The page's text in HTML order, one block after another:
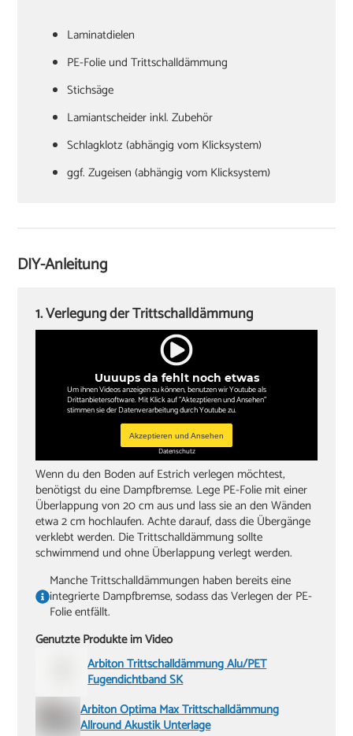
Laminatdielen
PE-Folie und Trittschalldämmung
Stichsäge
Lamiantscheider inkl. Zubehör
Schlagklotz (abhängig vom Klicksystem)
ggf. Zugeisen (abhängig vom Klicksystem)
Cuttermesser
Zollstock
DIY-Anleitung
Uuuups da fehlt noch etwas
Um ihnen Videos anzeigen zu können, benutzen wir Youtube als
Drittanbietersoftware. Mit Klick auf "Aktezptieren und Ansehen"
stimmen sie der Datenverarbeitung durch Youtube zu.
Akzeptieren und Ansehen
Datenschutz
1. Verlegung der Trittschalldämmung
Wenn du den Boden auf Estrich verlegen möchtest,
benötigst du eine Dampfbremse. Lege PE-Folie mit einer
Überlappung von 20 cm aus und lass sie an den Wänden
etwa 2 cm hochlaufen. Achte darauf, dass die Übergänge
verklebt werden. Die Trittschalldämmung sollte
schwimmend und ohne Überlappung verlegt werden.
Manche Trittschalldämmungen haben bereits eine
integrierte Dampfbremse, sodass das Verlegen der PE-
Folie entfällt.
Genutzte Produkte im Video
Arbiton Trittschalldämmung Alu/PET
Fugendichtband SK
Arbiton Optima Max Trittschalldämmung
Allround Akustik Unterlage